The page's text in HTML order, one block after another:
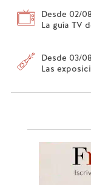
Desde 02/
La guía TV
Desde 03/
Las